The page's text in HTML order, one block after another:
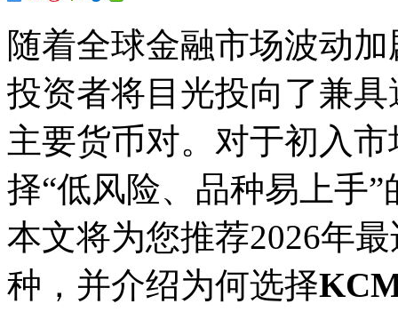
随着全球金融市场波动
投资者将目光投向了兼
主要货币对。对于初入
择“低风险、品种易上手
本文将为您推荐2026年
种，并介绍为何选择